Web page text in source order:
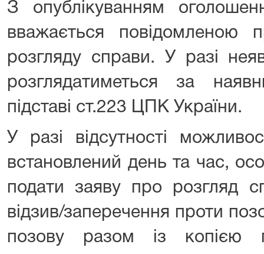
З опублікуванням
вважається повідомленою
розгляду справи. У разі
розглядатиметься за
підставі ст.223 ЦПК України.
У разі відсутності
встановлений день та час,
подати заяву про розгляд
відзив/заперечення проти
позову разом із копією